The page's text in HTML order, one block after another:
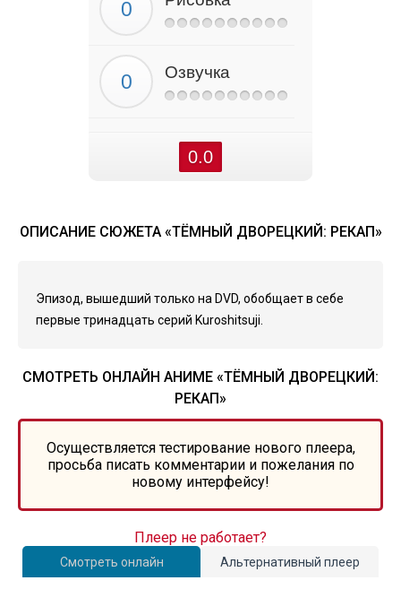
Озвучка
0.0
ОПИСАНИЕ СЮЖЕТА «ТЁМНЫЙ ДВОРЕЦКИЙ: РЕКАП»
Эпизод, вышедший только на DVD, обобщает в себе
первые тринадцать серий Kuroshitsuji.
СМОТРЕТЬ ОНЛАЙН АНИМЕ «ТЁМНЫЙ ДВОРЕЦКИЙ:
РЕКАП»
Осуществляется тестирование нового плеера,
просьба писать комментарии и пожелания по
новому интерфейсу!
Смотреть онлайн Альтернативный плеер
Плеер не работает?